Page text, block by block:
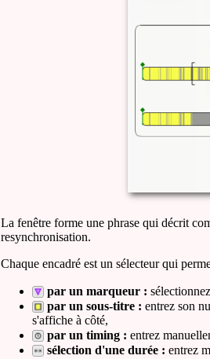
La fenêtre forme une phrase qui décrit
resynchronisation.
Chaque encadré est un sélecteur qui
par un marqueur :
par un sous-titre : entrez son
s'affiche à côté,
par un timing : entrez
sélection d'une durée : entrez